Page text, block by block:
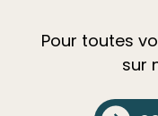
Pour toutes
sur